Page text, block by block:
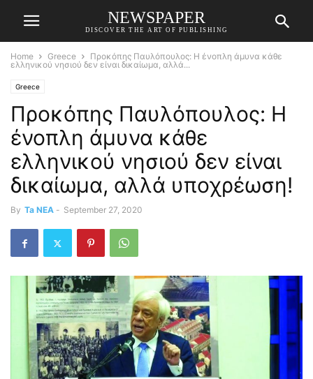
NEWSPAPER
DISCOVER THE ART OF PUBLISHING
Home Greece
Προκόπης Παυλόπουλος: Η ένοπλη άμυνα κάθε
ελληνικού νησιού δεν είναι δικαίωμα, αλλά...
Greece
Προκόπης Παυλόπουλος: Η
ένοπλη άμυνα κάθε
ελληνικού νησιού δεν είναι
δικαίωμα, αλλά υποχρέωση!
By Ta NEA - September 27, 2020